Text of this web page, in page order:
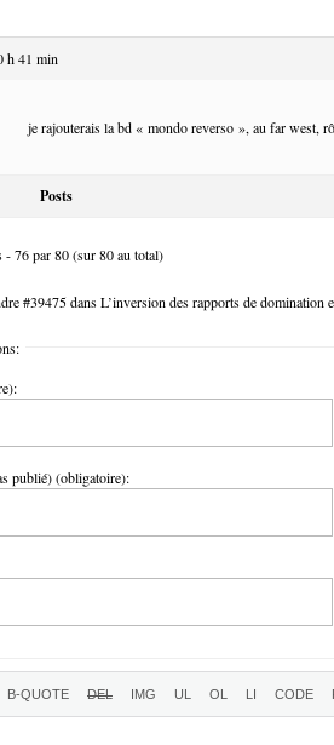
h 41 min
je rajouterais la bd « mondo reverso », au far west,
Posts
- 76 par 80 (sur 80 au total)
#39475 dans L’inversion des rapports de domination
publié) (obligatoire):